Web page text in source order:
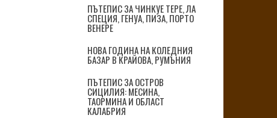
ПЪТЕПИС ЗА ЧИНКУЕ ТЕРЕ, ЛА
СПЕЦИЯ, ГЕНУА, ПИЗА, ПОРТО
ВЕНЕРЕ
НОВА ГОДИНА НА КОЛЕДНИЯ
БАЗАР В КРАЙОВА, РУМЪНИЯ
ПЪТЕПИС ЗА ОСТРОВ
СИЦИЛИЯ: МЕСИНА,
ТАОРМИНА И ОБЛАСТ
КАЛАБРИЯ